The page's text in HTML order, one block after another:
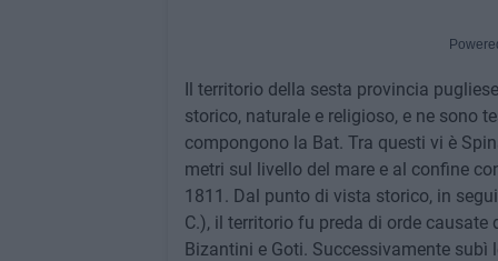
Il territorio della sesta provincia
storico, naturale e religioso, e ne sono
compongono la Bat. Tra questi vi è
metri sul livello del mare e al confine
1811. Dal punto di vista storico, in
C.), il territorio fu preda di orde
Bizantini e Goti. Successivamente